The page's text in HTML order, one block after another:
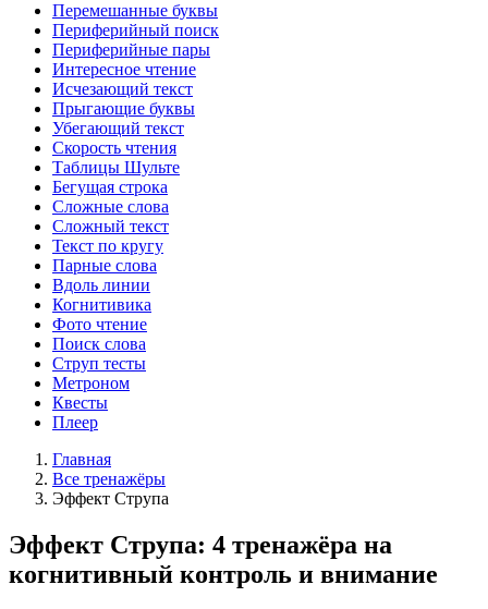
Перемешанные буквы
Периферийный поиск
Периферийные пары
Интересное чтение
Исчезающий текст
Прыгающие буквы
Убегающий текст
Скорость чтения
Таблицы Шульте
Бегущая строка
Сложные слова
Сложный текст
Текст по кругу
Парные слова
Вдоль линии
Когнитивика
Фото чтение
Поиск слова
Струп тесты
Метроном
Квесты
Плеер
Главная
Все тренажёры
Эффект Струпа
Эффект Струпа: 4 тренажёра на
когнитивный контроль и внимание